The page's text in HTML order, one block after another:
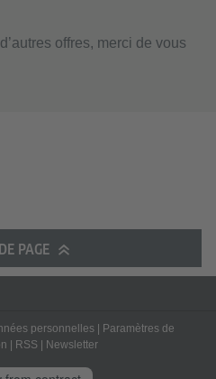
offres, merci de vous
PAGE
personnelles
Paramètres de
RSS Newsletter